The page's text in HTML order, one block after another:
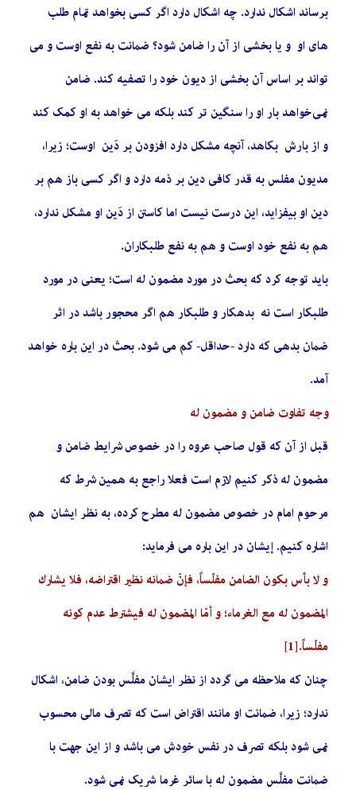
برساند اشکال ندارد. چه اشکال دارد اگر کسی بخواهد تمام طلب
های او و یا بخشی از آن را ضامن شود؟ ضمانت به نفع اوست و می
تواند بر اساس آن بخشی از دیون خود را تصفیه کند. ضامن
نمی‌خواهد بار او را سنگین تر کند بلکه می خواهد به او کمک کند
و از بارش بکاهد، آنچه مشکل دارد افزودن بر دَین اوست؛ زیرا،
مدیون مفلس به قدر کافی دین بر ذمه دارد و اگر کسی باز هم بر
دین او بیفزاید، این درست نیست اما کاستن از دَین او مشکل ندارد،
هم به نفع خود اوست و هم به نفع طلبکاران.
باید توجه کرد که بحث در مورد مضمون له است؛ یعنی در مورد
طلبکار است نه بدهکار و طلبکار هم اگر محجور باشد در اثر
ضمان بدهی که دارد -حداقل- کم می شود. بحث در این باره خواهد
آمد.
وجه تفاوت ضامن و مضمون له
قبل از آن که قول صاحب عروه را در خصوص شرایط ضامن و
مضمون له ذکر کنیم لازم است فعلا راجع به همین شرط که
مرحوم امام در خصوص مضمون له مطرح کرده، به نظر ایشان هم
اشاره کنیم. إیشان در این باره می فرمايد:
و لا بأس بكون الضامن مفلّساً، فإنّ‌ ضمانه نظير اقتراضه، فلا يشارك
المضمون له مع الغرماء؛ و أمّا المضمون له فيشترط عدم كونه
مفلّساً.[1]
چنان که ملاحظه می گردد از نظر ایشان مفلَّس بودن ضامن، اشکال
ندارد؛ زیرا، ضمانت او مانند اقتراض است که تصرف مالی محسوب
نمی شود بلکه تصرف در نفس خودش می باشد و از این جهت با
ضمانت مفلَّس مضمون له با سائر غرما شریک نمی شود.